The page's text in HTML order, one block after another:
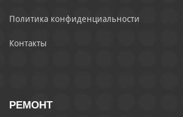
Политика конфиденциальности
Контакты
РЕМОНТ